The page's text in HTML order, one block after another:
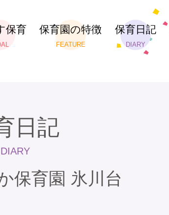
保育 保育園の特徴
FEATURE
保育日記
DIARY
日記
DIARY
保育園 氷川台